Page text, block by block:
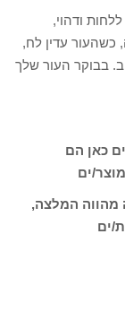
ודהוי,
עדין לח,
בבוקר העור שלך
כאן הם
ים
מהווה המלצה,
ים